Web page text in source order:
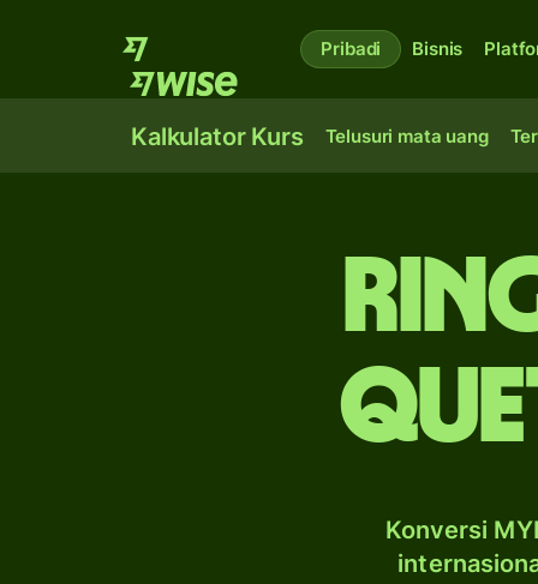
Pribadi Bisnis
Kalkulator Kurs Telusuri mata uang
Konversi